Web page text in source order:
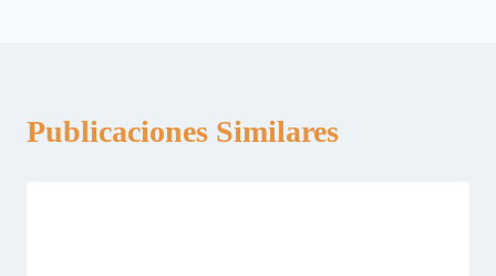
Publicaciones Similares